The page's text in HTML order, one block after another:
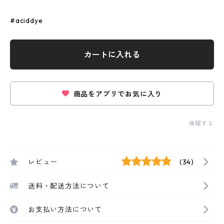
#aciddye
カートに入れる
商品をアプリでお気に入り
通報する
レビュー (34)
送料・配送方法について
お支払い方法について